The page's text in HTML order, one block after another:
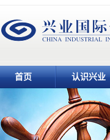
首页 认识兴业